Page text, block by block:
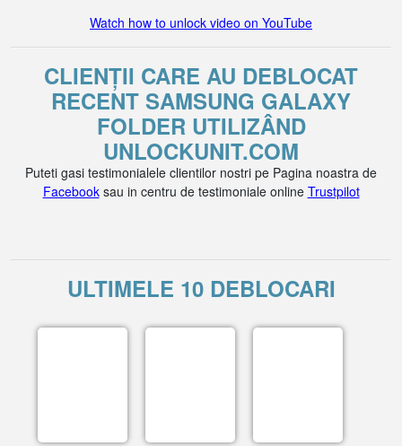
Watch how to unlock video on YouTube
CLIENȚII CARE AU DEBLOCAT
RECENT SAMSUNG GALAXY
FOLDER UTILIZÂND
UNLOCKUNIT.COM
Puteti gasi testimonialele clientilor nostri pe Pagina noastra de
Facebooksau in centru de testimoniale online Trustpilot
ULTIMELE 10 DEBLOCARI